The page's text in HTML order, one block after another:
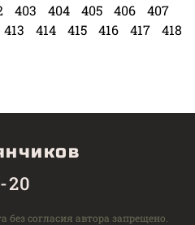
403 404 405 406
407
413 414 415 416 417 418
20
согласия автора запрещено.